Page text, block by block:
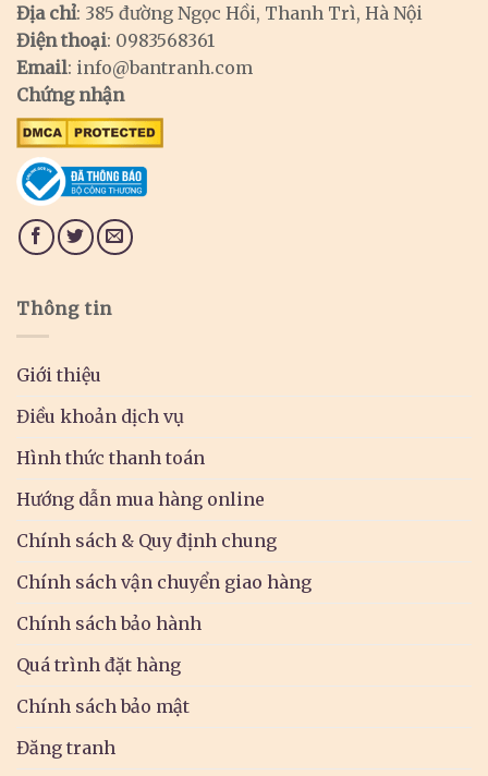
Địa chỉ: 385 đường Ngọc Hồi, Thanh Trì, Hà Nội
Điện thoại: 0983568361
Email: info@bantranh.com
Chứng nhận
Thông tin
Giới thiệu
Điều khoản dịch vụ
Hình thức thanh toán
Hướng dẫn mua hàng online
Chính sách & Quy định chung
Chính sách vận chuyển giao hàng
Chính sách bảo hành
Quá trình đặt hàng
Chính sách bảo mật
Đăng tranh